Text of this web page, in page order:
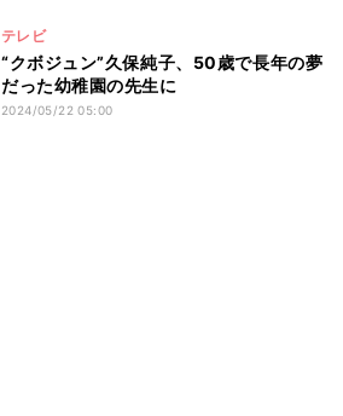
テレビ
“クボジュン”久保純子、50歳で長年の夢
だった幼稚園の先生に
2024/05/22 05:00